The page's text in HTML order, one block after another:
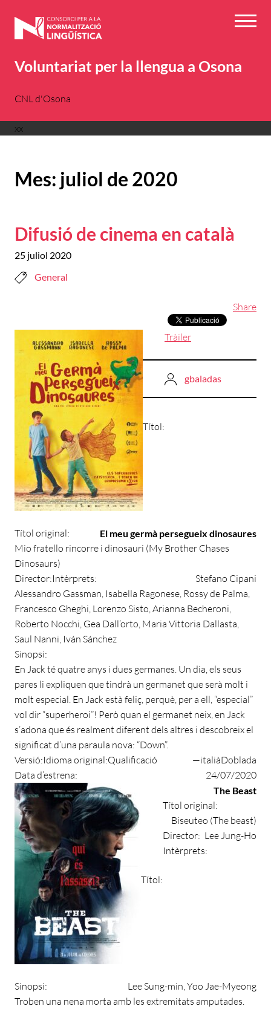
Voluntariat per la llengua a Osona
CNL d'Osona
xx
Mes: juliol de 2020
Difusió de cinema en català
25 juliol 2020
General
Share
Títol:
El meu germà persegueix dinosaures
Títol original:
Mio fratello rincorre i dinosauri (My Brother Chases
Dinosaurs)
Director:
Stefano Cipani
Intèrprets:
Alessandro Gassman, Isabella Ragonese, Rossy de Palma,
Francesco Gheghi, Lorenzo Sisto, Arianna Becheroni,
Roberto Nocchi, Gea Dall’orto, Maria Vittoria Dallasta,
Saul Nanni, Iván Sánchez
Sinopsi:
En Jack té quatre anys i dues germanes. Un dia, els seus
pares li expliquen que tindrà un germanet que serà molt i
molt especial. En Jack està feliç, perquè, per a ell, “especial”
vol dir “superheroi”! Però quan el germanet neix, en Jack
s’adona que és realment diferent dels altres i descobreix el
significat d’una paraula nova: “Down”.
Versió:
Doblada
Idioma original: italià
Qualificació
—
Data d’estrena:
24/07/2020
Títol:
The Beast
Títol original:
Biseuteo (The beast)
Director: Lee Jung-Ho
Intèrprets:
Lee Sung-min, Yoo Jae-Myeong
Sinopsi:
Troben una nena morta amb les extremitats amputades.
Tràiler
gbaladas